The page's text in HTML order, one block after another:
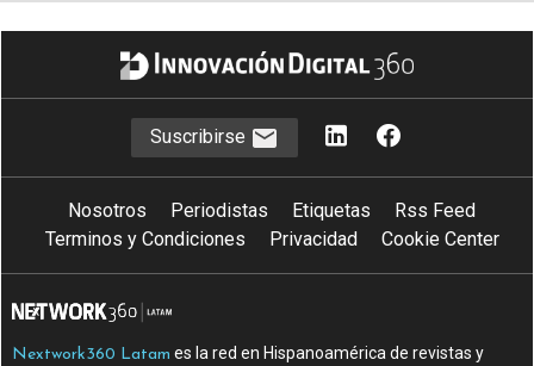
Suscribirse
Nosotros Periodistas Etiquetas
Rss Feed
Terminos y Condiciones
Privacidad Cookie Center
Nextwork360 Latam es la red en Hispanoamérica de revistas y